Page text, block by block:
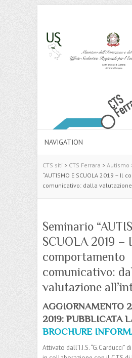
CTS siti > CTS Ferrara > Autismo
“AUTISMO E SCUOLA 2019 – Il
comunicativo: dalla valutazione
Seminario
SCUOLA 2019 –
comportamento
comunicativo:
valutazione
AGGIORNAMENTO
2019: PUBBLICATA
BROCHURE
Attivato dall’I.I.S. “G.Carducci”